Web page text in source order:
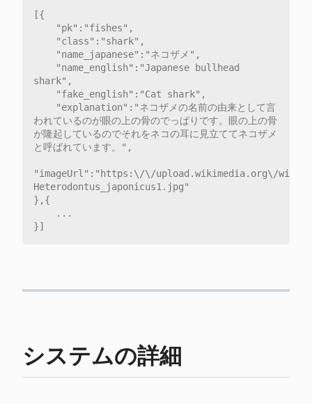
[{
shark",
われているのが眼の上の骨のでっぱりです。眼の上の骨
が隆起しているのでそれをネコの耳に見立ててネコザメ
と呼ばれています。",
"imageUrl":"https:\/\/upload.wikimedia.org\/
Heterodontus_japonicus1.jpg"
},{
システムの詳細